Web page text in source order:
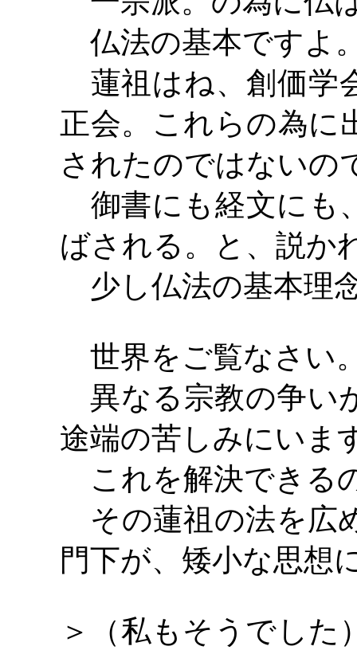
仏法の基本ですよ
蓮祖はね、創価学
正会。これらの為に
されたのではないの
御書にも経文にも
ばされる。と、説か
少し仏法の基本理
世界をご覧なさい
異なる宗教の争い
途端の苦しみにいま
これを解決できる
その蓮祖の法を広
門下が、矮小な思想
＞（私もそうでした